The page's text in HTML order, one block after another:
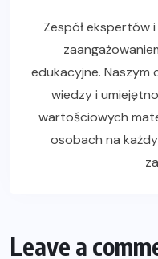
Zespół ekspertów
edukacyjne. Naszym
wiedzy i
wartościowych
osobach na
Leave a